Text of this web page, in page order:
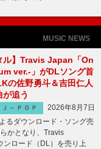
MUSIC NEWS
ル】Travis Japan「On
ver.-」がDLソング首
佐野勇斗＆吉田仁人
追う
Ｊ－ＰＯＰ
2026年8月7日
るダウンロード・ソング売
かとなり、Travis
ロード（DL）を売り上